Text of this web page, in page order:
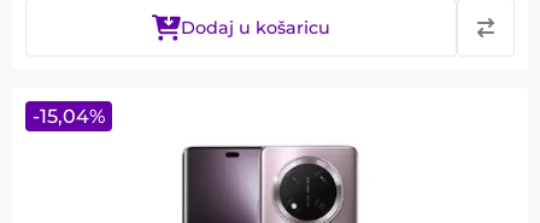
Dodaj u košaricu
-15,04%